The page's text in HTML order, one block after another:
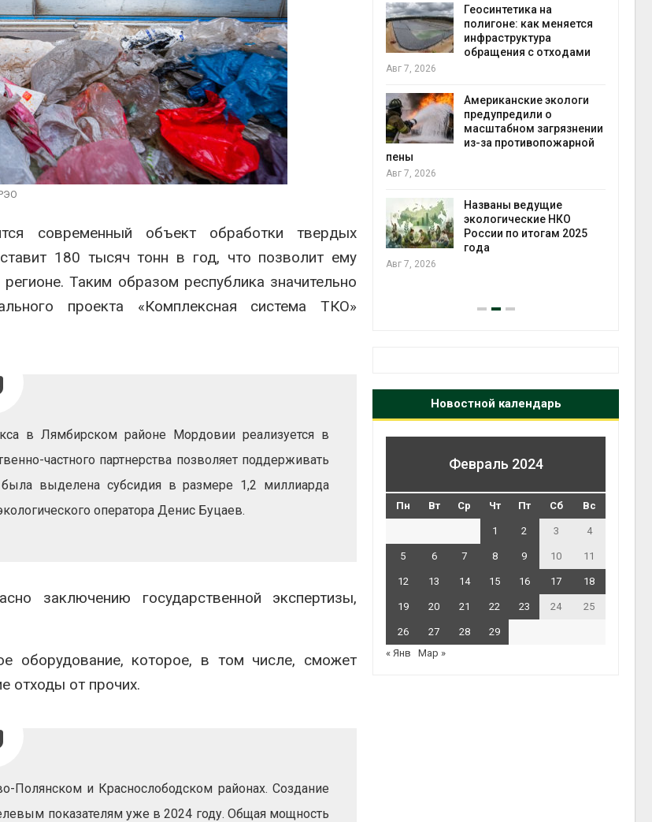
современный объект обработки твердых
180 тысяч тонн в год, что позволит ему
Таким образом республика значительно
проекта «Комплексная система ТКО»
в Лямбирском районе Мордовии реализуется в
частного партнерства позволяет поддерживать
выделена субсидия в размере 1,2 миллиарда
оператора Денис Буцаев.
заключению государственной экспертизы,
оборудование, которое, в том числе, сможет
отходы от прочих.
и Краснослободском районах. Создание
показателям уже в 2024 году. Общая мощность
7, 2026
ускорить
мусорных
и уборку
канал вновь
загрузку
из-за дефицита
воды
провинции
более 140
Авг 7, 2026
Приток воды в
водохранилища Волги и
Камы в августе может
превысить норму почти в
полтора раза
Авг 7, 2026
Евросоюз потребовал
увеличить вложения в
защиту природы на фоне
роста ущерба от пожаров
Дом из старых шин
кондиционера и почти
без отопления
Авг 7, 2026
Геосинтетика на
полигоне: как меняется
инфраструктура
обращения с отходами
Авг 7, 2026
Американские экологи
предупредили о
масштабном загрязнении
из-за противопожарной
пены
Авг 7, 2026
Названы ведущие
экологические НКО
России по итогам 2025
года
Авг 7, 2026
Новостной календарь
Февраль 2024
Пн Вт Ср Чт Пт Сб Вс
1 2 3 4
5 6 7 8 9 10 11
12 13 14 15 16 17 18
19 20 21 22 23 24 25
26 27 28
29
« Янв
Мар »